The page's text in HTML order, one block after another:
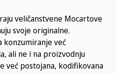
veličanstvene Mocartove
svoje originalne.
konzumiranje već
ali ne i na proizvodnju
već postojana, kodifikovana